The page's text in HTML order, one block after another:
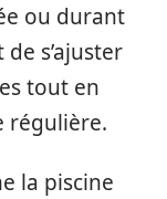
ou durant
s’ajuster
tout en
régulière.
la piscine